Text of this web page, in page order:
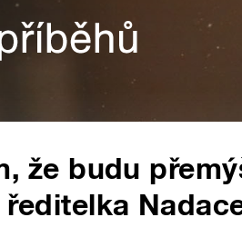
že budu